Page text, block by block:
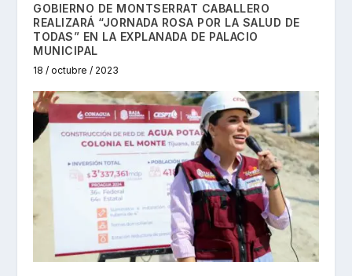
GOBIERNO DE MONTSERRAT CABALLERO
REALIZARÁ “JORNADA ROSA POR LA SALUD DE
TODAS” EN LA EXPLANADA DE PALACIO
MUNICIPAL
18 / octubre / 2023